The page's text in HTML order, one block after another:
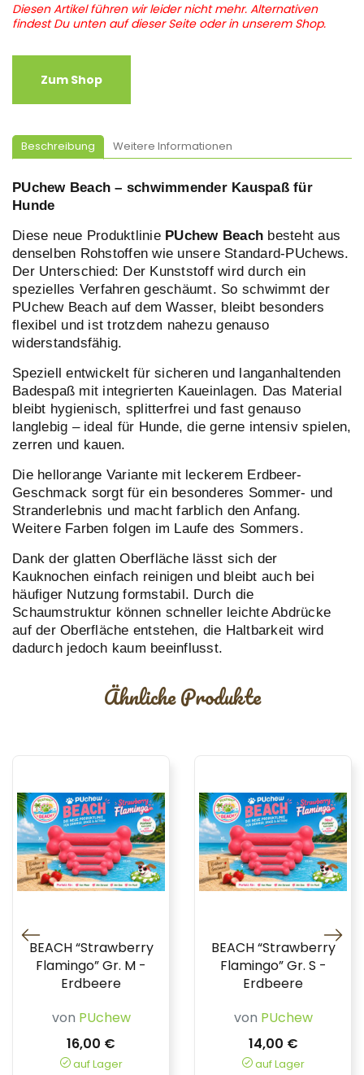
Diesen Artikel führen wir leider nicht mehr. Alternativen
findest Du unten auf dieser Seite oder in unserem Shop.
Zum Shop
Beschreibung Weitere Informationen
PUchew Beach – schwimmender Kauspaß für
Hunde
Diese neue Produktlinie PUchew Beach besteht aus
denselben Rohstoffen wie unsere Standard-PUchews.
Der Unterschied: Der Kunststoff wird durch ein
spezielles Verfahren geschäumt. So schwimmt der
PUchew Beach auf dem Wasser, bleibt besonders
flexibel und ist trotzdem nahezu genauso
widerstandsfähig.
Speziell entwickelt für sicheren und langanhaltenden
Badespaß mit integrierten Kaueinlagen. Das Material
bleibt hygienisch, splitterfrei und fast genauso
langlebig – ideal für Hunde, die gerne intensiv spielen,
zerren und kauen.
Die hellorange Variante mit leckerem Erdbeer-
Geschmack sorgt für ein besonderes Sommer- und
Stranderlebnis und macht farblich den Anfang.
Weitere Farben folgen im Laufe des Sommers.
Dank der glatten Oberfläche lässt sich der
Kauknochen einfach reinigen und bleibt auch bei
häufiger Nutzung formstabil. Durch die
Schaumstruktur können schneller leichte Abdrücke
auf der Oberfläche entstehen, die Haltbarkeit wird
dadurch jedoch kaum beeinflusst.
Ähnliche Produkte
BEACH “Strawberry
Flamingo” Gr. M -
Erdbeere
von PUchew
16,00 €
auf Lager
BEACH “Strawberry
Flamingo” Gr. S -
Erdbeere
von PUchew
14,00 €
auf Lager